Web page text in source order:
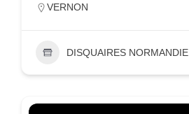
VERNON
DISQUAIRES NORMANDIE